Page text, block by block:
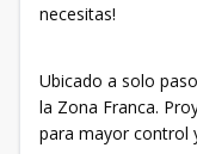
necesitas!
Ubicado a solo
la Zona Franca.
para mayor control